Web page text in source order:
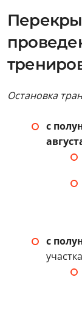
Остановка
с
с